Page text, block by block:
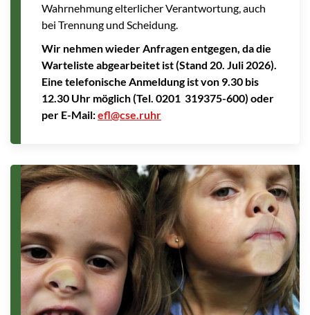
Wahrnehmung elterlicher Verantwortung, auch
bei Trennung und Scheidung.
Wir nehmen wieder Anfragen entgegen, da die
Warteliste abgearbeitet ist (Stand 20. Juli 2026).
Eine telefonische Anmeldung ist von 9.30 bis
12.30 Uhr möglich (Tel. 0201 319375-600) oder
per E-Mail:efl@cse.ruhr